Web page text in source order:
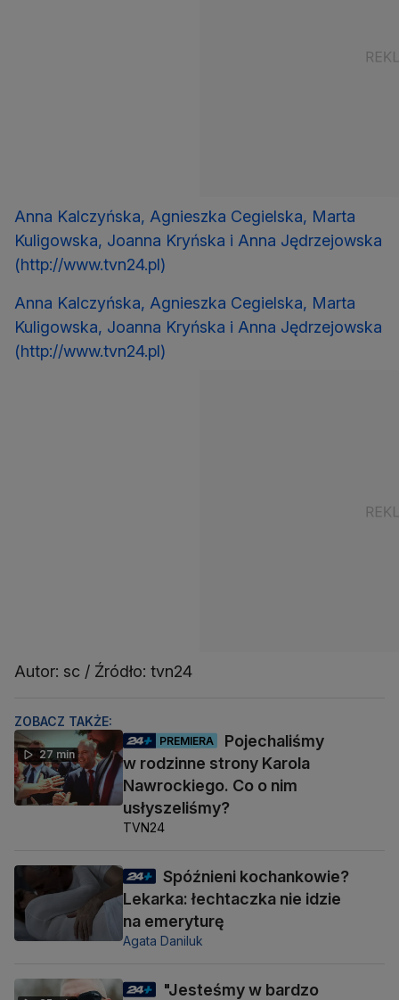
Anna Kalczyńska, Agnieszka Cegielska, Marta
Kuligowska, Joanna Kryńska i Anna Jędrzejowska
(http://www.tvn24.pl)
Anna Kalczyńska, Agnieszka Cegielska, Marta
Kuligowska, Joanna Kryńska i Anna Jędrzejowska
(http://www.tvn24.pl)
Autor: sc / Źródło: tvn24
ZOBACZ TAKŻE:
27 min
PREMIERA
Pojechaliśmy
w rodzinne strony Karola
Nawrockiego. Co o nim
usłyszeliśmy?
TVN24
Spóźnieni kochankowie?
Lekarka: łechtaczka nie idzie
na emeryturę
Agata Daniluk
"Jesteśmy w bardzo